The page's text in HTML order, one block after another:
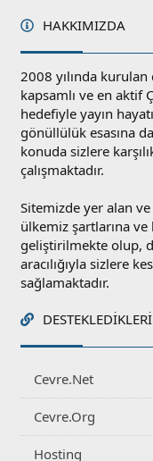
HAKKIMIZDA
2008 yılında
kapsamlı ve en aktif
hedefiyle yayın
gönüllülük esasına
konuda sizlere
çalışmaktadır.
Sitemizde yer alan
ülkemiz şartlarına ve
geliştirilmekte olup,
aracılığıyla sizlere
sağlamaktadır.
Cevre.Net
Cevre.Org
Hosting